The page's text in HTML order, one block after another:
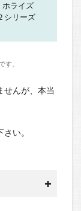
ホライズ
シリーズ
す。
せんが、本当
い。